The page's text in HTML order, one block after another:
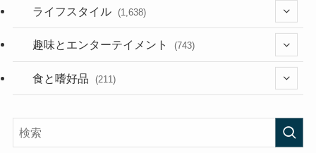
(187)
(118)
(181)
ライフスタイル (1,638)
(394)
(282)
趣味とエンターテイメント (743)
(56)
食と嗜好品 (211)